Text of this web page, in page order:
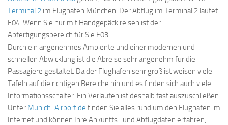
Terminal 2 im Flughafen München. Der Abflug im Terminal 2 lautet
E04. Wenn Sie nur mit Handgepäck reisen ist der
Abfertigungsbereich für Sie E03.
Durch ein angenehmes Ambiente und einer modernen und
schnellen Abwicklung ist die Abreise sehr angenehm für die
Passagiere gestaltet. Da der Flughafen sehr groß ist weisen viele
Tafeln auf die richtigen Bereiche hin und es finden sich auch viele
Informationsschalter. Ein Verlaufen ist deshalb fast auszuschließen.
Unter Munich-Airport.de finden Sie alles rund um den Flughafen im
Internet und können Ihre Ankunfts- und Abflugdaten erfahren,